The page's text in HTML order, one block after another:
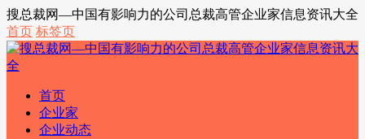
搜总裁网—中国有影响力的公司总裁高管企业家信息资讯大全
首页 标签页
首页
企业家
企业动态